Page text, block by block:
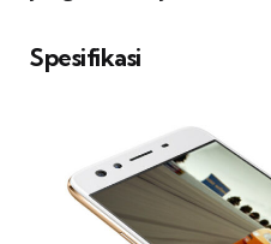
Spesifikasi